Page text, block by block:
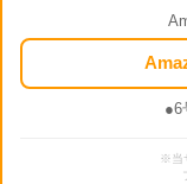
●6
※当